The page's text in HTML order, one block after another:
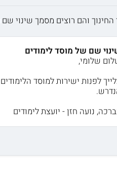
החינוך והם רוצים מסמך שינוי
שם של מוסד לימודים
שלומי,
לפנות ישירות למוסד
נועה חזן - יועצת לימודים